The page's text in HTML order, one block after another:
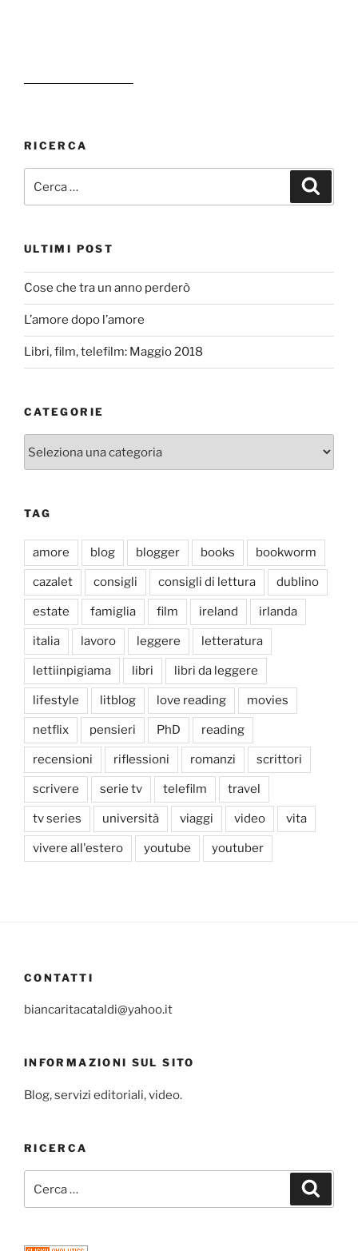
RICERCA
ULTIMI POST
Cose che tra un anno perderò
L’amore dopo l’amore
Libri, film, telefilm: Maggio 2018
CATEGORIE
TAG
amore blog blogger books bookworm
cazalet consigli consigli di lettura dublino
estate famiglia film ireland irlanda
italia lavoro leggere letteratura
lettiinpigiama libri libri da leggere
lifestyle litblog love reading movies
netflix pensieri PhD reading
recensioni riflessioni romanzi scrittori
scrivere serie tv telefilm travel
tv series università viaggi video vita
vivere all'estero youtube youtuber
CONTATTI
biancaritacataldi@yahoo.it
INFORMAZIONI SUL SITO
Blog, servizi editoriali, video.
RICERCA